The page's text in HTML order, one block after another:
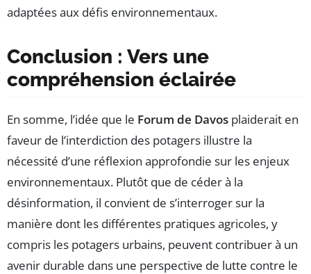
adaptées aux défis environnementaux.
Conclusion : Vers une
compréhension éclairée
En somme, l’idée que le Forum de Davos plaiderait en
faveur de l’interdiction des potagers illustre la
nécessité d’une réflexion approfondie sur les enjeux
environnementaux. Plutôt que de céder à la
désinformation, il convient de s’interroger sur la
manière dont les différentes pratiques agricoles, y
compris les potagers urbains, peuvent contribuer à un
avenir durable dans une perspective de lutte contre le